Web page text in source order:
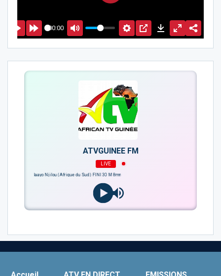
00:00
ATVGUINEE FM
LIVE
Maal - Baayo Njilou (Afrique du Sud) FINI 30 M 8mn